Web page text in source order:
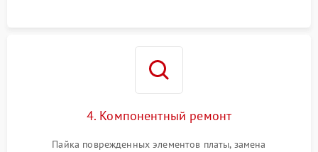
4. Компонентный ремонт
Пайка поврежденных элементов платы, замена